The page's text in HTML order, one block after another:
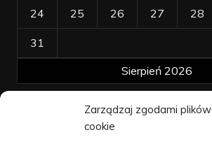
Zarządzaj zgodami plików
cookie
Sierpień 2026
24 25 26 27 28
31